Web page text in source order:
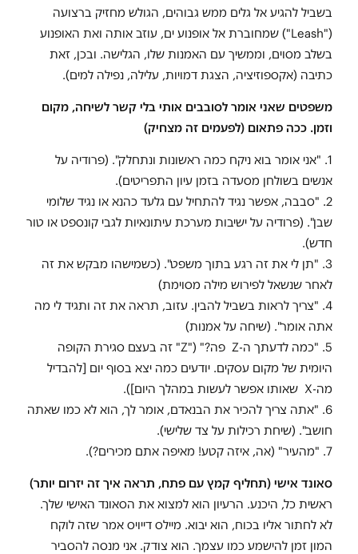
בשביל להגיע אל גלים ממש גבוהים, הגולש מחזיק ברצועה
("Leash") שמחוברת אל אופנוע ים, עוזב אותה ואת האופנוע
בשלב מסוים, וממשיך עם האמנות שלו, הגלישה. ובכן, זאת
כתיבה (אקספוזיציה, הצגת דמויות, עלילה, נפילה למים).
משפטים שאני אומר לסובבים אותי בלי קשר לשיחה, מקום
וזמן. ככה פתאום (לפעמים זה מצחיק)
1. "אני אומר בוא ניקח כמה ראשונות ונתחלק". (פרודיה על
אנשים בשולחן מסעדה בזמן עיון התפריטים).
2. "סבבה, אפשר נגיד להתחיל עם גלעד כהנא או נגיד שלומי
שבן". (פרודיה על ישיבות מערכת עיתונאיות לגבי קונספט או טור
חדש).
3. "תן לי את זה רגע בתוך משפט". (כשמישהו מבקש את זה
לאחר שנשאל לפירוש מילה מסוימת)
4. "צריך לראות בשביל להבין. עזוב, תראה את זה ותגיד לי מה
אתה אומר". (שיחה על אמנות)
5. "כמה לדעתך ה-Z פה?" ("Z" זה בעצם סגירת הקופה
היומית של מקום עסקים. יודעים כמה יצא בסוף יום [להבדיל
מה-X שאותו אפשר לעשות במהלך היום]).
6. "אתה צריך להכיר את הבנאדם, אומר לך, הוא לא כמו שאתה
חושב". (שיחת רכילות על צד שלישי).
7. "מהעיר" (אה, איזה קטע! מאיפה אתם מכירים?).
סאונד אישי (תחליף קמץ עם פתח, תראה איך זה יזרום יותר)
ראשית כל, היכנע. הרעיון הוא למצוא את הסאונד האישי שלך.
לא לחתור אליו בכוח, הוא יבוא. מיילס דייויס אמר שזה לוקח
המון זמן להישמע כמו עצמך. הוא צודק. אני מנסה להסביר